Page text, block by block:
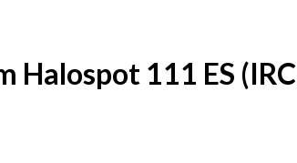
Halospot 111 ES